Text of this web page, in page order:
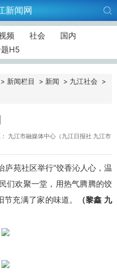
新闻网
频 社会
国内
H5
> 新闻栏目 > 新闻 > 九江社会 >
九江市融媒体中心（九江日报社 九江市
庐苑社区举行“饺香沁人心，温
们欢聚一堂，用热气腾腾的饺
充满了家的味道。
（黎鑫 九